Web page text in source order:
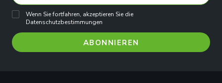
Wenn Sie fortfahren, akzeptieren Sie die
Datenschutzbestimmungen